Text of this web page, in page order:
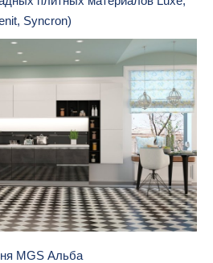
Syncron)
MGS Альба